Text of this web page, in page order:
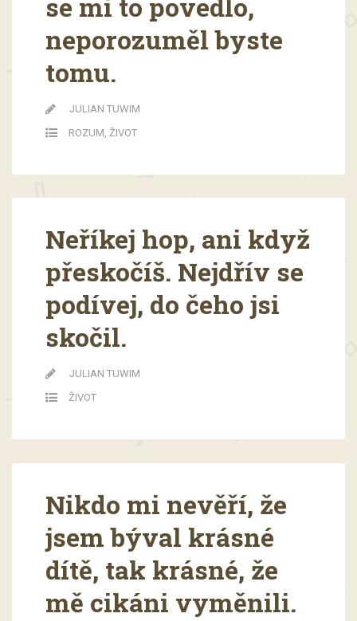
se mi to povedlo,
neporozuměl byste
tomu.
JULIAN TUWIM
ROZUM, ŽIVOT
Neříkej hop, ani když
přeskočíš. Nejdřív se
podívej, do čeho jsi
skočil.
JULIAN TUWIM
ŽIVOT
Nikdo mi nevěří, že
jsem býval krásné
dítě, tak krásné, že
mě cikáni vyměnili.